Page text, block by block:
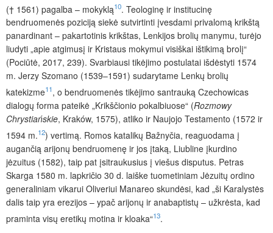
(† 1561) pagalba – mokyklą10. Teologinę ir institucinę
bendruomenės poziciją siekė sutvirtinti įvesdami privalomą krikštą
panardinant – pakartotinis krikštas, Lenkijos brolių manymu, turėjo
liudyti „apie atgimusį ir Kristaus mokymui visiškai ištikimą brolį“
(Pociūtė, 2017, 239). Svarbiausi tikėjimo postulatai išdėstyti 1574
m. Jerzy Szomano (1539–1591) sudarytame Lenkų brolių
katekizme11, o bendruomenės tikėjimo santrauką Czechowicas
dialogų forma pateikė „Krikščionio pokalbiuose“ (Rozmowy
Chrystiańskie, Kraków, 1575), atliko ir Naujojo Testamento (1572 ir
1594 m.12) vertimą. Romos katalikų Bažnyčia, reaguodama į
augančią arijonų bendruomenę ir jos įtaką, Liubline įkurdino
jėzuitus (1582), taip pat įsitraukusius į viešus disputus. Petras
Skarga 1580 m. lapkričio 30 d. laiške tuometiniam Jėzuitų ordino
generaliniam vikarui Oliveriui Manareo skundėsi, kad „ši Karalystės
dalis taip yra erezijos – ypač arijonų ir anabaptistų – užkrėsta, kad
praminta visų eretikų motina ir kloaka“13.